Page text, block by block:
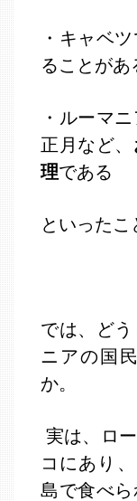
・キャベ
ることがあ
・ルーマ
正月など、
理である
といったこ
では、ど
ニアの国
か。
実は、ロ
コにあり
島で食べ